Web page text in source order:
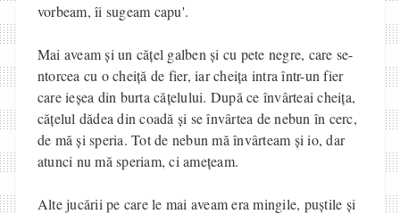
vorbeam, îi sugeam capu'.
Mai aveam și un cățel galben și cu pete negre, care se-
ntorcea cu o cheiță de fier, iar cheița intra într-un fier
care ieșea din burta cățelului. După ce învârteai cheița,
cățelul dădea din coadă și se învârtea de nebun în cerc,
de mă și speria. Tot de nebun mă învârteam și io, dar
atunci nu mă speriam, ci amețeam.
Alte jucării pe care le mai aveam era mingile, puștile și